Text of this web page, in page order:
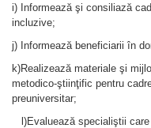
i) Informează şi consiliază
incluzive;
j) Informează beneficiarii în
k)Realizează materiale şi
metodico-ştiinţific pentru
preuniversitar;
l)Evaluează specialiştii